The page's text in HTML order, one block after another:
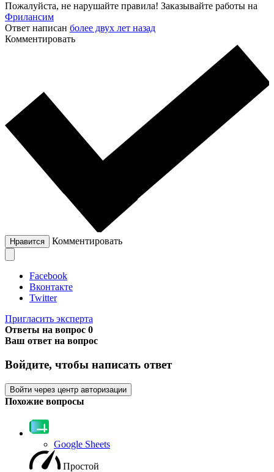
Пожалуйста, не нарушайте правила! Заказывайте работы на
Фрилансим
Ответ написан более двух лет назад
Комментировать
Нравится Комментировать
Facebook
Вконтакте
Twitter
Пригласить эксперта
Ответы на вопрос 0
Ваш ответ на вопрос
Войдите, чтобы написать ответ
Войти через центр авторизации
Похожие вопросы
Google Sheets
Простой